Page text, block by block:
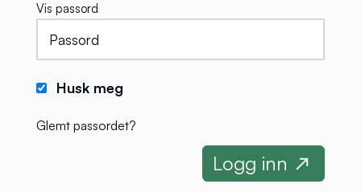
Vis passord
Husk meg
Glemt passordet?